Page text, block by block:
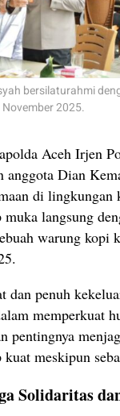
bersilaturahmi
2025.
Aceh Irjen
Dian
di
langsung
warung kopi
dan penuh
memperkuat
pentingnya
meskipun
Solidaritas